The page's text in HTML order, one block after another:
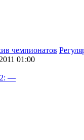
чемпионатов
01:00
—